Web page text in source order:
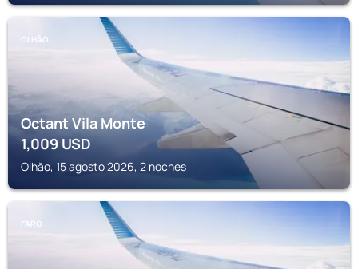
OLHĂO
Octant Vila Monte
1,009USD
Olhăo, 15 agosto 2026, 2 noches
FARO